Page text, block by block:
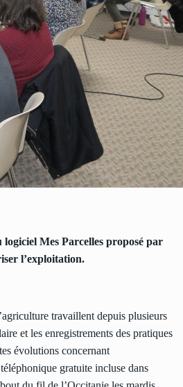
Mes Parcelles proposé par
l’exploitation.
travaillent depuis plusieurs
et les enregistrements des pratiques
évolutions concernant
gratuite incluse dans